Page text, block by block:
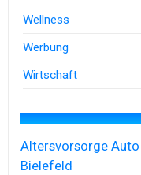
Wellness
Werbung
Wirtschaft
Altersvorsorge Auto
Bielefeld